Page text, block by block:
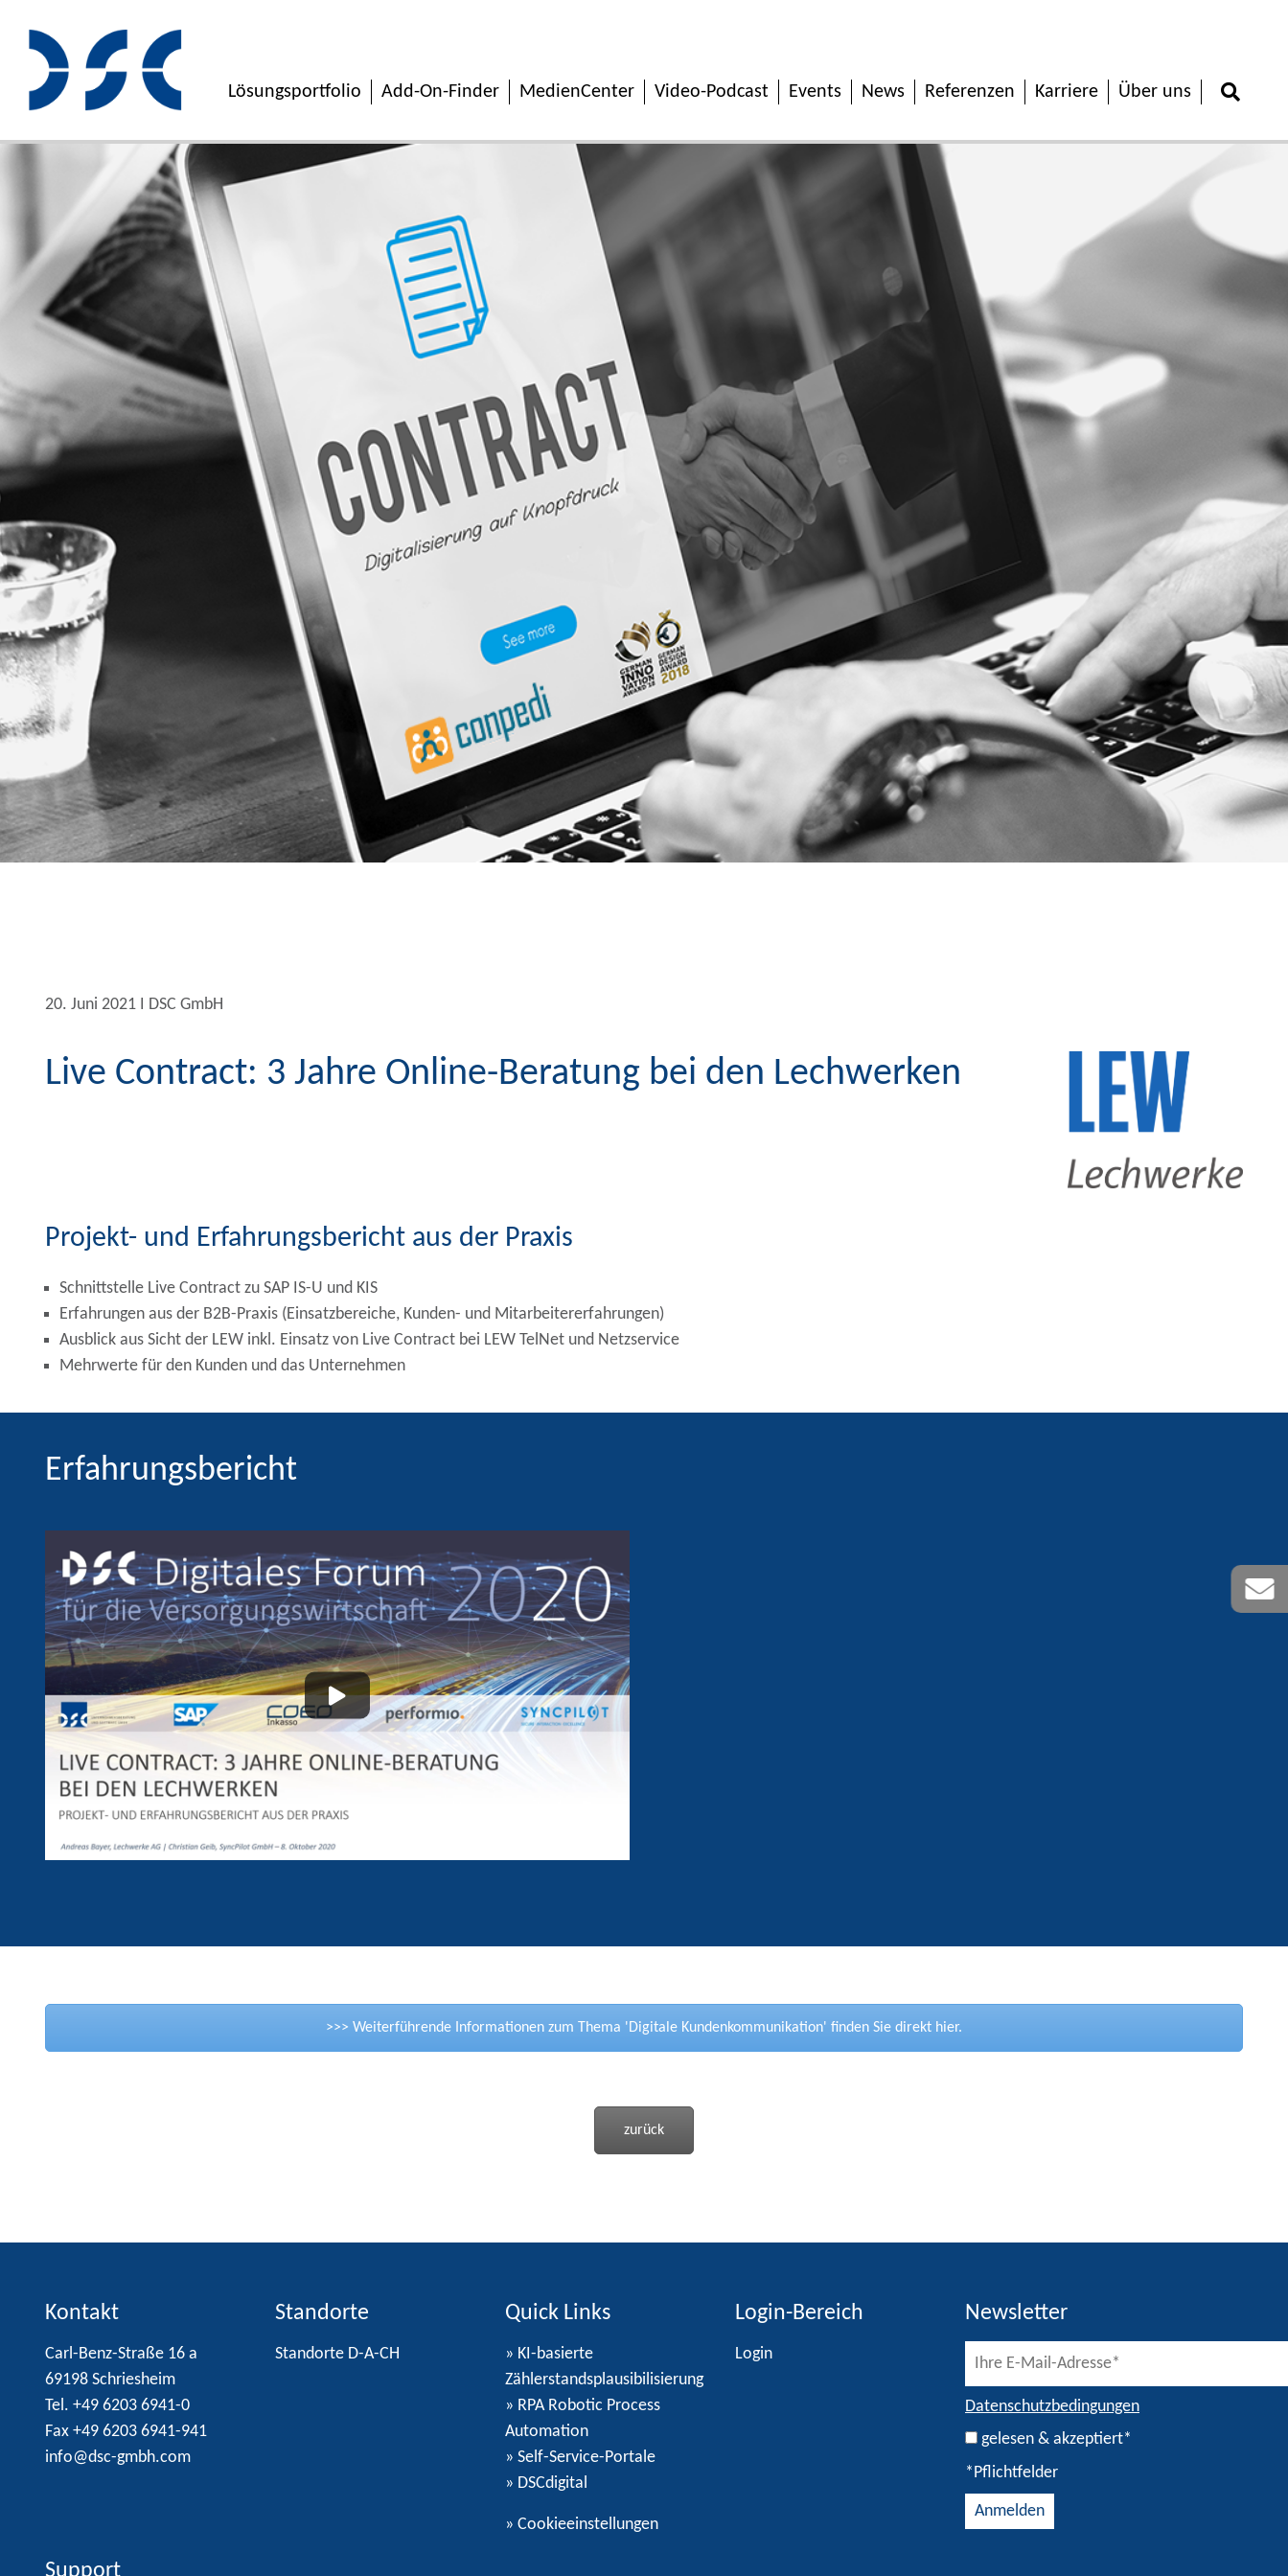
Lösungsportfolio Add-On-Finder MedienCenter Video-Podcast Events News Referenzen Karriere Über uns
20. Juni 2021 Ι DSC GmbH
Live Contract: 3 Jahre Online-Beratung bei den Lechwerken
Projekt- und Erfahrungsbericht aus der Praxis
Schnittstelle Live Contract zu SAP IS-U und KIS
Erfahrungen aus der B2B-Praxis (Einsatzbereiche, Kunden- und Mitarbeitererfahrungen)
Ausblick aus Sicht der LEW inkl. Einsatz von Live Contract bei LEW TelNet und Netzservice
Mehrwerte für den Kunden und das Unternehmen
Erfahrungsbericht
>>> Weiterführende Informationen zum Thema 'Digitale Kundenkommunikation' finden Sie direkt hier.
zurück
Kontakt
Carl-Benz-Straße 16 a
69198 Schriesheim
Tel. +49 6203 6941-0
Fax +49 6203 6941-941
info@dsc-gmbh.com
Standorte
Standorte D-A-CH
Quick Links
» KI-basierte
Zählerstandsplausibilisierung
» RPA Robotic Process
Automation
» Self-Service-Portale
» DSCdigital
» Cookieeinstellungen
Login-Bereich
Login
Newsletter
Datenschutzbedingungen
gelesen & akzeptiert*
*Pflichtfelder
Support